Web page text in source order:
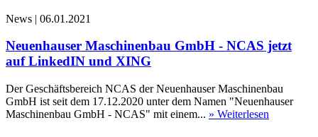
News | 06.01.2021
Neuenhauser Maschinenbau GmbH - NCAS jetzt
auf LinkedIN und XING
Der Geschäftsbereich NCAS der Neuenhauser Maschinenbau
GmbH ist seit dem 17.12.2020 unter dem Namen "Neuenhauser
Maschinenbau GmbH - NCAS" mit einem... » Weiterlesen